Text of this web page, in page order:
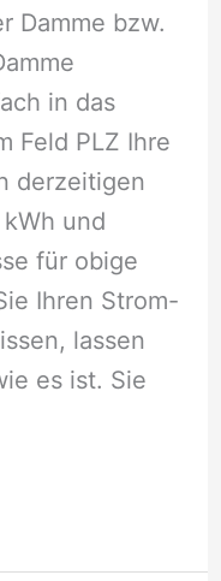
Damme bzw.
in das
Feld PLZ Ihre
derzeitigen
und
für obige
Ihren Strom-
lassen
es ist. Sie